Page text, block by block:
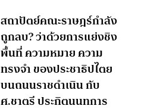
สถาปัตย์คณะราษฎร์กำลัง
ถูกลบ? ว่าด้วยการแย่งชิง
พื้นที่ ความหมาย ความ
ทรงจำ ของประชาธิปไตย
บนถนนราชดำเนิน กับ
ศ.ชาตรี ประกิตนนทการ